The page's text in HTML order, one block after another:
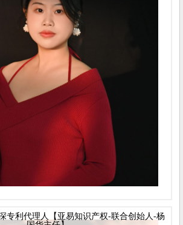
专利代理人【亚易知识产权-联合创始人-杨